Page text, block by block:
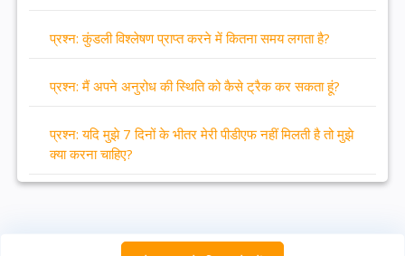
प्रश्न: कुंडली विश्लेषण प्राप्त करने में कितना समय लगता है?
प्रश्न: मैं अपने अनुरोध की स्थिति को कैसे ट्रैक कर सकता हूं?
प्रश्न: यदि मुझे 7 दिनों के भीतर मेरी पीडीएफ नहीं मिलती है तो मुझे
क्या करना चाहिए?